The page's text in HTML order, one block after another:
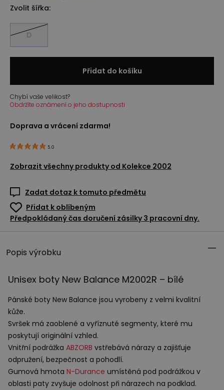
Zvolit šířka:
D
Přidat do košíku
Chybí vaše velikost?
Obdržíte oznámení o jeho dostupnosti
Doprava a vrácení zdarma!
5.0
Zobrazit všechny produkty od Kolekce 2002
Zadat dotaz k tomuto předmětu
Přidat k oblíbeným
Předpokládaný čas doručení zásilky 3 pracovní dny.
Popis výrobku
Unisex boty New Balance M2002R – bílé
Pánské boty New Balance jsou vyrobeny z velmi kvalitní
kůže.
Svršek má zaoblené a vyříznuté segmenty, které mu
poskytují originální vzhled.
Vnitřní podrážka ABZORB vstřebává nárazy a zajišťuje
odpružení, bezpečnost a pohodlí.
Gumová hmota N-Durance umístěná pod podrážkou v
oblasti paty zvyšuje odolnost při nárazech na podklad.